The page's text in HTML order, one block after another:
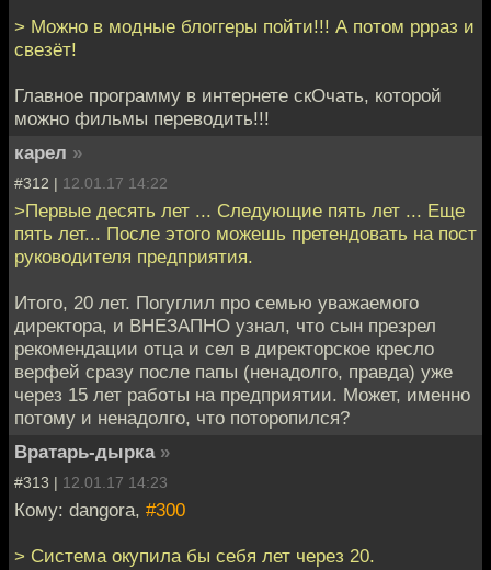
> Можно в модные блоггеры пойти!!! А потом ррраз и
свезёт!
Главное программу в интернете скОчать, которой
можно фильмы переводить!!!
карел »
#312 | 12.01.17 14:22
>Первые десять лет ... Следующие пять лет ... Еще
пять лет... После этого можешь претендовать на пост
руководителя предприятия.
Итого, 20 лет. Погуглил про семью уважаемого
директора, и ВНЕЗАПНО узнал, что сын презрел
рекомендации отца и сел в директорское кресло
верфей сразу после папы (ненадолго, правда) уже
через 15 лет работы на предприятии. Может, именно
потому и ненадолго, что поторопился?
Вратарь-дырка »
#313 | 12.01.17 14:23
Кому: dangora, #300
> Система окупила бы себя лет через 20.